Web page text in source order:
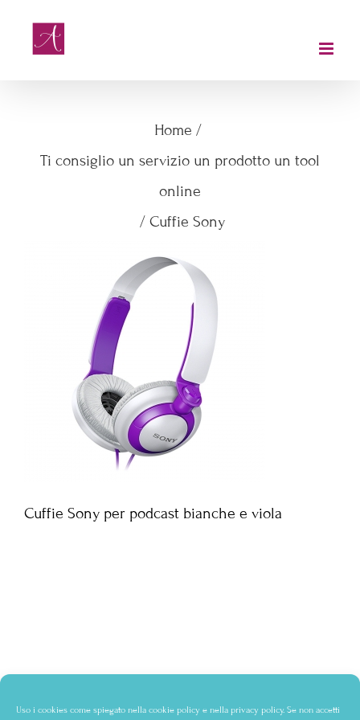
Uso i cookies come spiegato nella cookie policy e nella privacy policy. Se non accetti
Home /
Ti consiglio un servizio un prodotto un tool
online
/ Cuffie Sony
Cuffie Sony per podcast bianche e viola